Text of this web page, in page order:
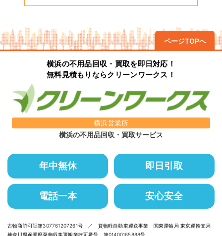
ページTOPへ
横浜の不用品回収・買取を即日対応！
無料見積もりならクリーンワークス！
横浜営業所
横浜の不用品回収・買取サービス
年中無休 即日引取
電話一本 安心安全
古物商許可証第307761207261号 ／ 貨物軽自動車運送事業 関東運輸局 東京運輸支局
神奈川県産業廃棄物収集運搬業許可番号 第01400165888号